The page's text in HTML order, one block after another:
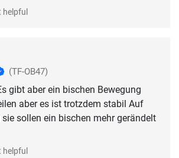
helpful
(TF-OB47)
gibt aber ein bischen Bewegung
aber es ist trotzdem stabil Auf
sollen ein bischen mehr gerändelt
helpful